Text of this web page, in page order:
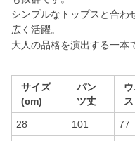
シンプルなトップスと合わ
広く活躍。
大人の品格を演出する一本
サイズ
(cm)
パン
ツ丈
ス
28 101 77